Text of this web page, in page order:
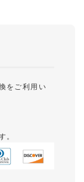
をご利用い
。